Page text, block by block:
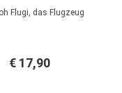
Flugi, das Flugzeug
€ 17,90